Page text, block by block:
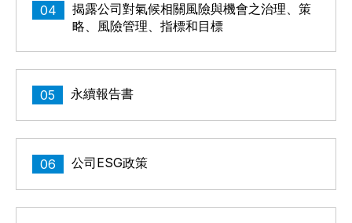
04
揭露公司對氣候相關風險與機會之治理、策
略、風險管理、指標和目標
05 永續報告書
06 公司ESG政策